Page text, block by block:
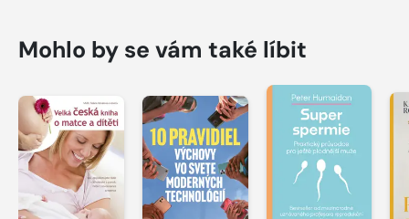
Mohlo by se vám také líbit